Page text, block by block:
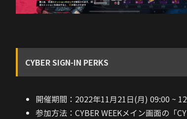
CYBER SIGN-IN PERKS
開催期間：2022年11月21日(月) 09:00 ~
参加方法：CYBER WEEKメイン画面の「